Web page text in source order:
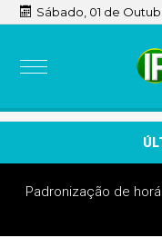
Sábado, 01 de
Padronização de